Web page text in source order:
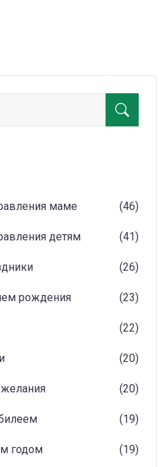
маме (46)
детям (41)
(26)
рождения (23)
(22)
(20)
(20)
(19)
годом (19)